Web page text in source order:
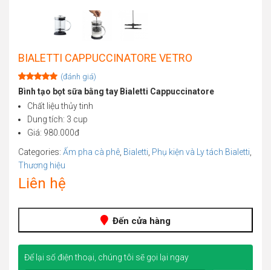
BIALETTI CAPPUCCINATORE VETRO
Rated5.00
out of 5
based on
1
customer
rating
(đánh giá)
Bình tạo bọt sữa bằng tay Bialetti Cappuccinatore
Chất liệu thủy tinh
Dung tích: 3 cup
Giá: 980.000đ
Categories: Ấm pha cà phê Bialetti Phụ kiện và Ly tách Bialetti
Thương hiệu
Liên hệ
Đến cửa hàng
Để lại số điện thoại, chúng tôi sẽ gọi lại ngay